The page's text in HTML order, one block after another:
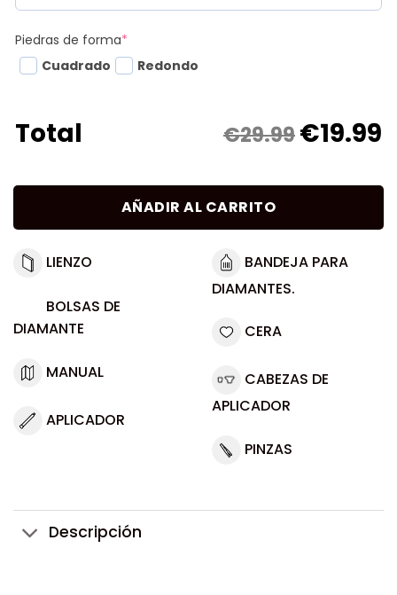
Piedras de forma*
Cuadrado
Redondo
Total €29.99€19.99
AÑADIR AL CARRITO
LIENZO
BOLSAS DE
DIAMANTE
MANUAL
APLICADOR
BANDEJA PARA
DIAMANTES.
CERA
CABEZAS DE
APLICADOR
PINZAS
Descripción